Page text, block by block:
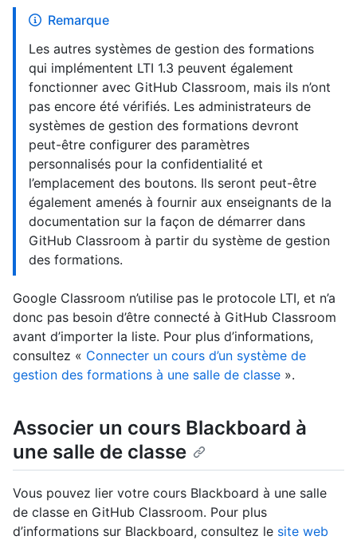
Remarque
Les autres systèmes de gestion des formations
qui implémentent LTI 1.3 peuvent également
fonctionner avec GitHub Classroom, mais ils n’ont
pas encore été vérifiés. Les administrateurs de
systèmes de gestion des formations devront
peut-être configurer des paramètres
personnalisés pour la confidentialité et
l’emplacement des boutons. Ils seront peut-être
également amenés à fournir aux enseignants de la
documentation sur la façon de démarrer dans
GitHub Classroom à partir du système de gestion
des formations.
Google Classroom n’utilise pas le protocole LTI, et n’a
donc pas besoin d’être connecté à GitHub Classroom
avant d’importer la liste. Pour plus d’informations,
consultez « Connecter un cours d’un système de
gestion des formations à une salle de classe ».
Associer un cours Blackboard à
une salle de classe
Vous pouvez lier votre cours Blackboard à une salle
de classe en GitHub Classroom. Pour plus
d’informations sur Blackboard, consultez le site web